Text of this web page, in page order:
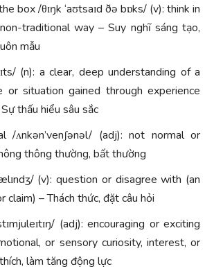
box /θɪŋk ‘aʊtsaɪd ðə bɒks/ (v): think in
traditional way – Suy nghĩ sáng tạo,
mẫu
(n): a clear, deep understanding of a
or situation gained through experience
thấu hiểu sâu sắc
/ʌnkən’venʃənəl/ (adj): not normal or
thông thường, bất thường
(v): question or disagree with (an
claim) – Thách thức, đặt câu hỏi
(adj): encouraging or exciting
or sensory curiosity, interest, or
làm tăng động lực